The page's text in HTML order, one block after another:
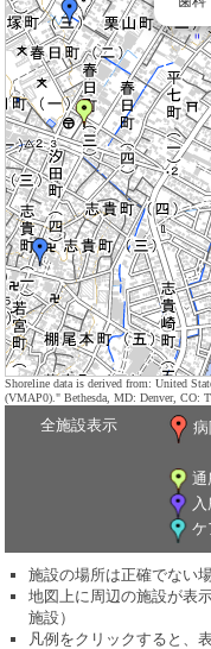
Shoreline data is derived from: United
(VMAP0)." Bethesda, MD: Denver, CO:
全施設表示
通
ケ
施設の場所は正確でない
地図上に周辺の施設が表
施設）
凡例をクリックすると、